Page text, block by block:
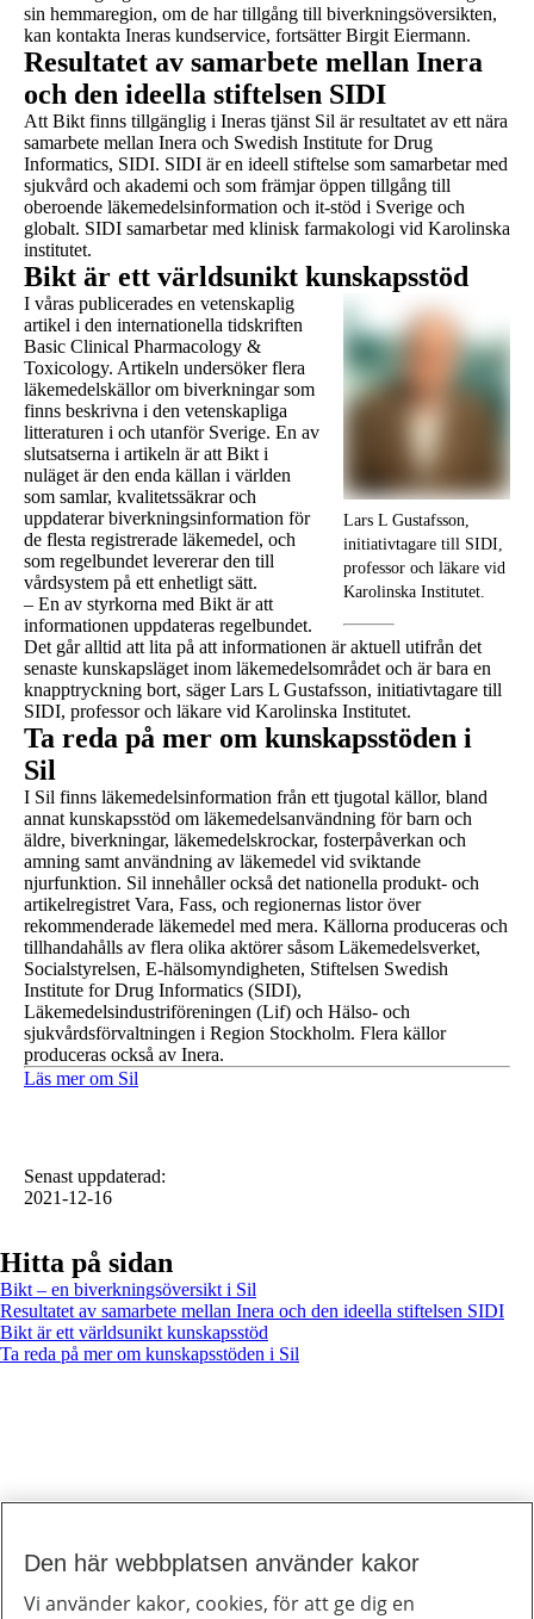
sin hemmaregion, om de har tillgång till biverkningsöversikten,
kan kontakta Ineras kundservice, fortsätter Birgit Eiermann.
Resultatet av samarbete mellan Inera
och den ideella stiftelsen SIDI
Att Bikt finns tillgänglig i Ineras tjänst Sil är resultatet av ett nära
samarbete mellan Inera och Swedish Institute for Drug
Informatics, SIDI. SIDI är en ideell stiftelse som samarbetar med
sjukvård och akademi och som främjar öppen tillgång till
oberoende läkemedelsinformation och it-stöd i Sverige och
globalt. SIDI samarbetar med klinisk farmakologi vid Karolinska
institutet.
Bikt är ett världsunikt kunskapsstöd
Lars L Gustafsson,
initiativtagare till SIDI,
professor och läkare vid
Karolinska Institutet.
I våras publicerades en vetenskaplig
artikel i den internationella tidskriften
Basic Clinical Pharmacology &
Toxicology. Artikeln undersöker flera
läkemedelskällor om biverkningar som
finns beskrivna i den vetenskapliga
litteraturen i och utanför Sverige. En av
slutsatserna i artikeln är att Bikt i
nuläget är den enda källan i världen
som samlar, kvalitetssäkrar och
uppdaterar biverkningsinformation för
de flesta registrerade läkemedel, och
som regelbundet levererar den till
vårdsystem på ett enhetligt sätt.
– En av styrkorna med Bikt är att
informationen uppdateras regelbundet.
Det går alltid att lita på att informationen är aktuell utifrån det
senaste kunskapsläget inom läkemedelsområdet och är bara en
knapptryckning bort, säger Lars L Gustafsson, initiativtagare till
SIDI, professor och läkare vid Karolinska Institutet.
Ta reda på mer om kunskapsstöden i
Sil
I Sil finns läkemedelsinformation från ett tjugotal källor, bland
annat kunskapsstöd om läkemedelsanvändning för barn och
äldre, biverkningar, läkemedelskrockar, fosterpåverkan och
amning samt användning av läkemedel vid sviktande
njurfunktion. Sil innehåller också det nationella produkt- och
artikelregistret Vara, Fass, och regionernas listor över
rekommenderade läkemedel med mera. Källorna produceras och
tillhandahålls av flera olika aktörer såsom Läkemedelsverket,
Socialstyrelsen, E-hälsomyndigheten, Stiftelsen Swedish
Institute for Drug Informatics (SIDI),
Läkemedelsindustriföreningen (Lif) och Hälso- och
sjukvårdsförvaltningen i Region Stockholm. Flera källor
produceras också av Inera.
Läs mer om Sil
Senast uppdaterad:
2021-12-16
Hitta på sidan
Bikt – en biverkningsöversikt i Sil
Resultatet av samarbete mellan Inera och den ideella stiftelsen SIDI
Bikt är ett världsunikt kunskapsstöd
Ta reda på mer om kunskapsstöden i Sil
Till toppen av sidan
Inera
Inera är ett digitaliseringsbolag som bidrar till att utveckla välfärden.
Den här webbplatsen använder kakor
Vi använder kakor, cookies, för att ge dig en